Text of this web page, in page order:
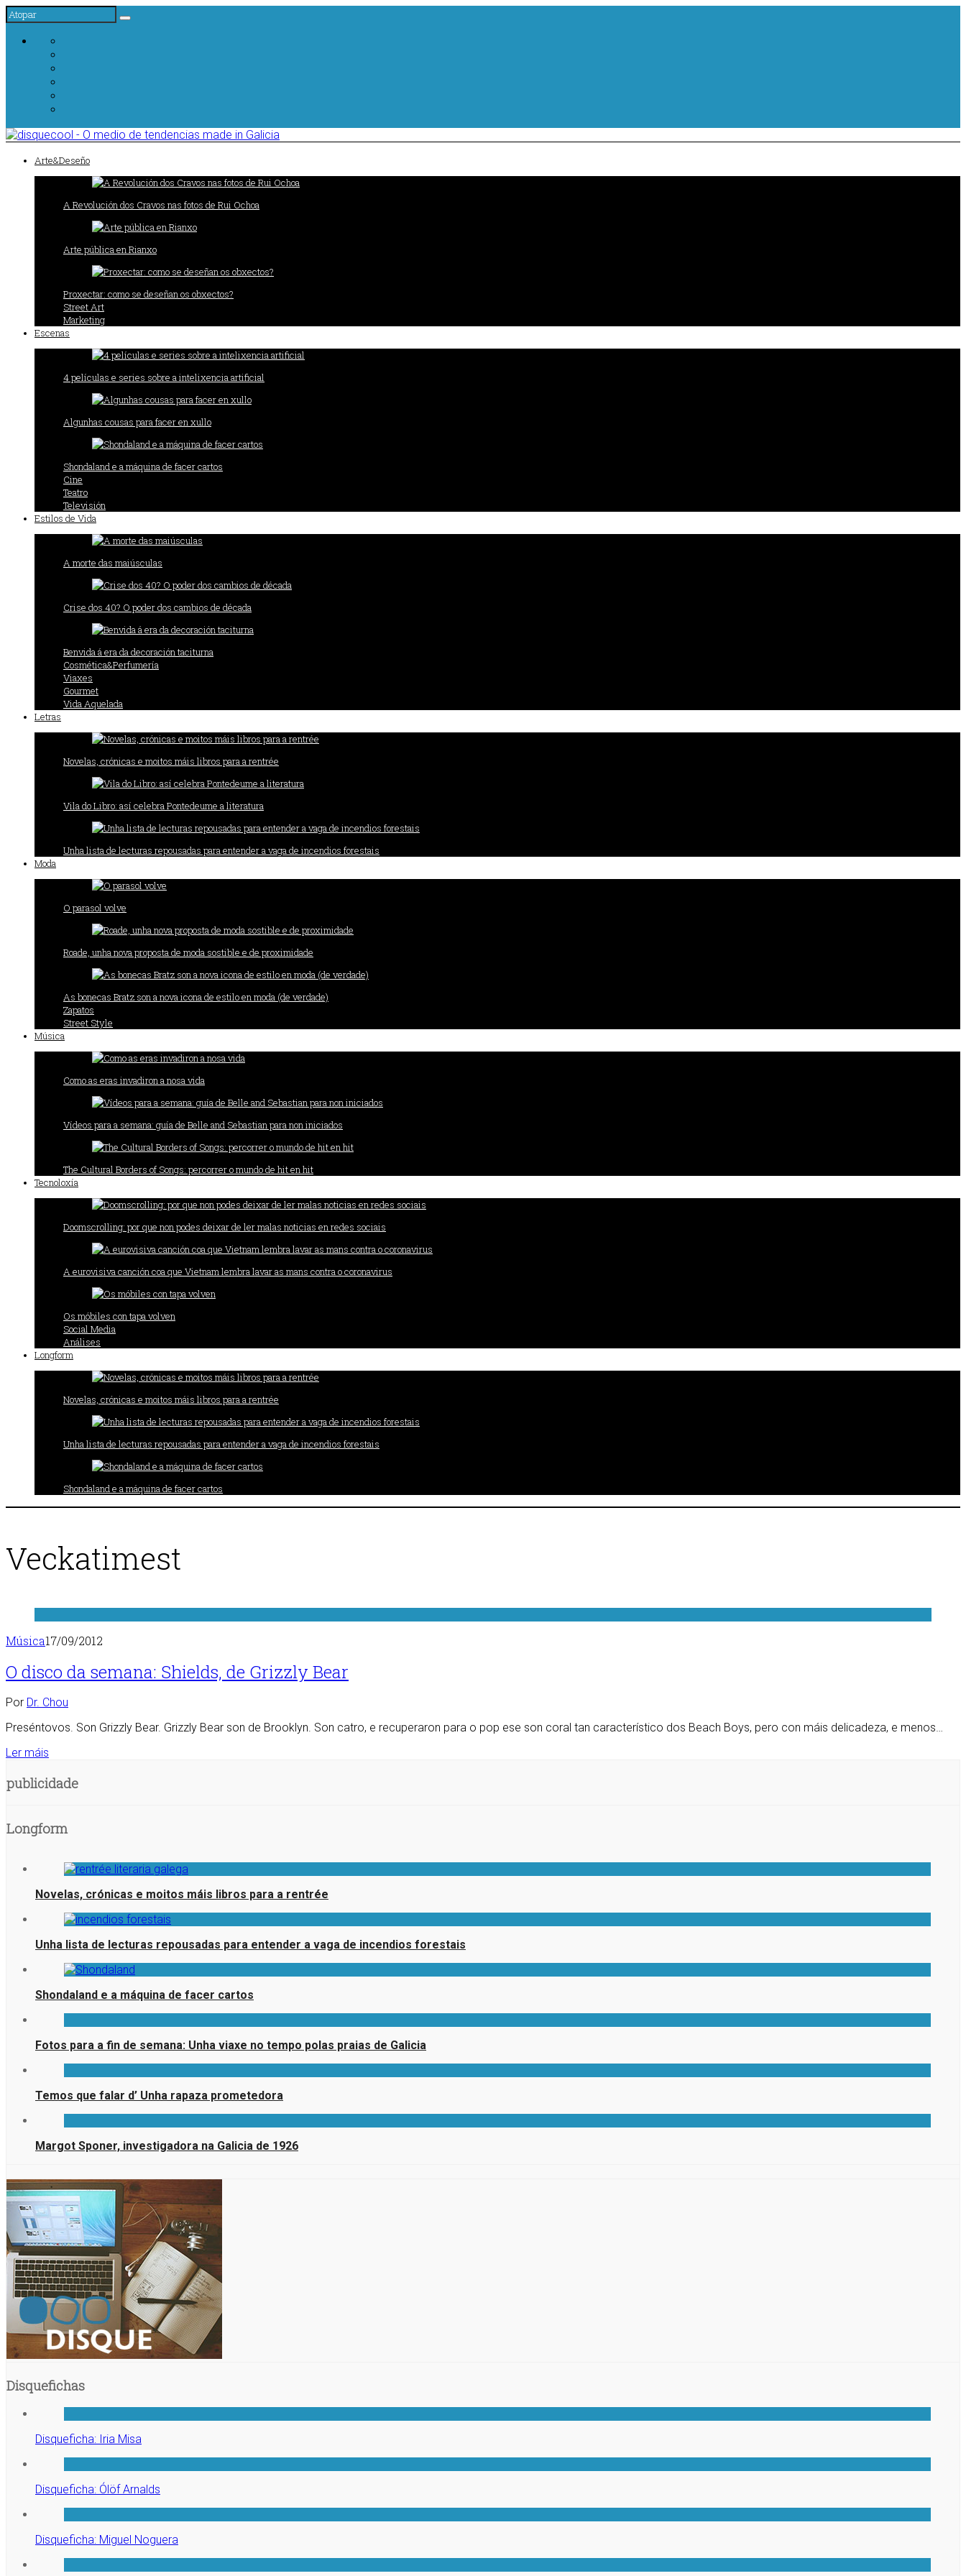
Arte&Deseño
A Revolución dos Cravos nas fotos de Rui Ochoa
Arte pública en Rianxo
Proxectar: como se deseñan os obxectos?
Street Art
Marketing
Escenas
4 películas e series sobre a intelixencia artificial
Algunhas cousas para facer en xullo
Shondaland e a máquina de facer cartos
Cine
Teatro
Televisión
Estilos de Vida
A morte das maiúsculas
Crise dos 40? O poder dos cambios de década
Benvida á era da decoración taciturna
Cosmética&Perfumería
Viaxes
Gourmet
Vida Aquelada
Letras
Novelas, crónicas e moitos máis libros para a rentrée
Vila do Libro: así celebra Pontedeume a literatura
Unha lista de lecturas repousadas para entender a vaga de incendios forestais
Moda
O parasol volve
Roade, unha nova proposta de moda sostible e de proximidade
As bonecas Bratz son a nova icona de estilo en moda (de verdade)
Zapatos
Street Style
Música
Como as eras invadiron a nosa vida
Vídeos para a semana: guía de Belle and Sebastian para non iniciados
The Cultural Borders of Songs: percorrer o mundo de hit en hit
Tecnoloxía
Doomscrolling: por que non podes deixar de ler malas noticias en redes sociais
A eurovisiva canción coa que Vietnam lembra lavar as mans contra o coronavirus
Os móbiles con tapa volven
Social Media
Análises
Longform
Novelas, crónicas e moitos máis libros para a rentrée
Unha lista de lecturas repousadas para entender a vaga de incendios forestais
Shondaland e a máquina de facer cartos
Veckatimest
Música17/09/2012
O disco da semana: Shields, de Grizzly Bear
Por Dr. Chou
Preséntovos. Son Grizzly Bear. Grizzly Bear son de Brooklyn. Son catro, e recuperaron para o pop ese son coral tan característico dos Beach Boys, pero con máis delicadeza, e menos…
Ler máis
publicidade
Longform
Novelas, crónicas e moitos máis libros para a rentrée
Unha lista de lecturas repousadas para entender a vaga de incendios forestais
Shondaland e a máquina de facer cartos
Fotos para a fin de semana: Unha viaxe no tempo polas praias de Galicia
Temos que falar d’ Unha rapaza prometedora
Margot Sponer, investigadora na Galicia de 1926
Disquefichas
Disqueficha: Iria Misa
Disqueficha: Ólöf Arnalds
Disqueficha: Miguel Noguera